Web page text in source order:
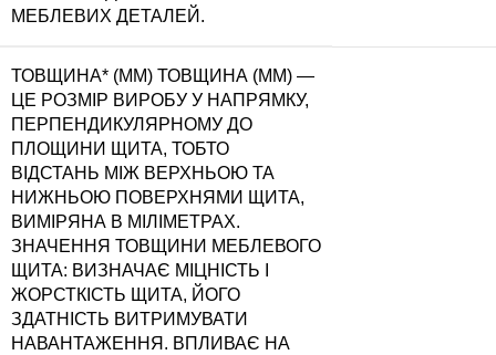
МЕБЛЕВИХ ДЕТАЛЕЙ.
ТОВЩИНА* (ММ) ТОВЩИНА (ММ) —
ЦЕ РОЗМІР ВИРОБУ У НАПРЯМКУ,
ПЕРПЕНДИКУЛЯРНОМУ ДО
ПЛОЩИНИ ЩИТА, ТОБТО
ВІДСТАНЬ МІЖ ВЕРХНЬОЮ ТА
НИЖНЬОЮ ПОВЕРХНЯМИ ЩИТА,
ВИМІРЯНА В МІЛІМЕТРАХ.
ЗНАЧЕННЯ ТОВЩИНИ МЕБЛЕВОГО
ЩИТА: ВИЗНАЧАЄ МІЦНІСТЬ І
ЖОРСТКІСТЬ ЩИТА, ЙОГО
ЗДАТНІСТЬ ВИТРИМУВАТИ
НАВАНТАЖЕННЯ. ВПЛИВАЄ НА